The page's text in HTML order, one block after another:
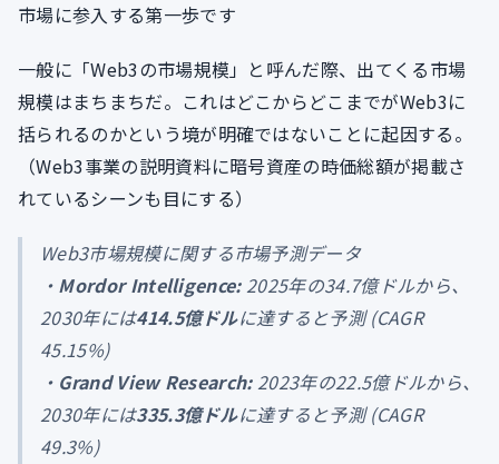
市場に参入する第一歩です
一般に「Web3の市場規模」と呼んだ際、出てくる市場
規模はまちまちだ。これはどこからどこまでがWeb3に
括られるのかという境が明確ではないことに起因する。
（Web3事業の説明資料に暗号資産の時価総額が掲載さ
れているシーンも目にする）
Web3市場規模に関する市場予測データ
・ Mordor Intelligence:2025年の34.7億ドルから、
2030年には414.5億ドルに達すると予測 (CAGR
45.15%)
・ Grand View Research:2023年の22.5億ドルから、
2030年には335.3億ドルに達すると予測 (CAGR
49.3%)